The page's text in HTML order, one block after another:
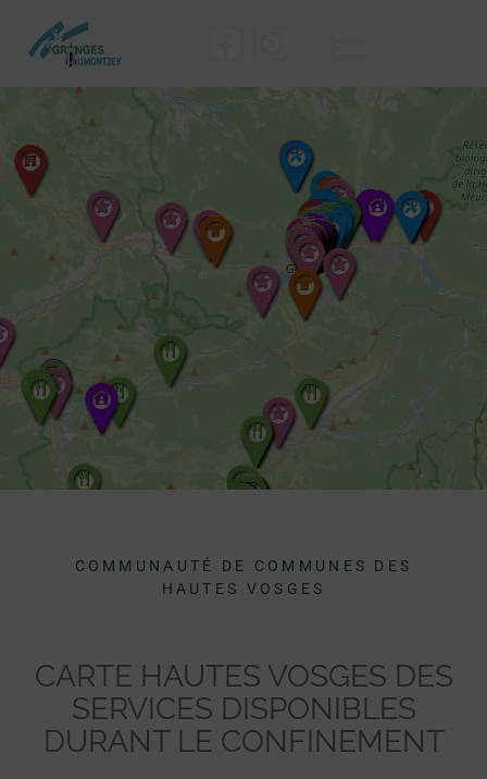
COMMUNAUTÉ DE COMMUNES DES
HAUTES VOSGES
CARTE HAUTES VOSGES DES
SERVICES DISPONIBLES
DURANT LE CONFINEMENT